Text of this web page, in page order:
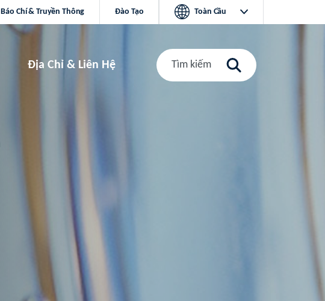
Địa Chỉ & Liên Hệ
Báo Chí & Truyền Thông Đào Tạo Toàn Cầu
Tìm kiếm